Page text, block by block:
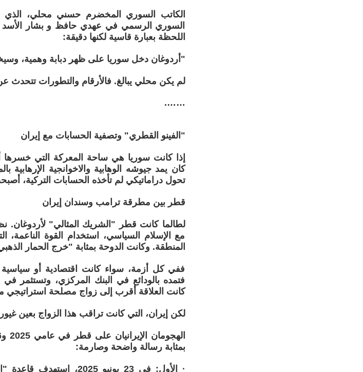
الكاتب السوري المخضرم حسني محلي، الذي
السوري الرسمي في عهدي حافظ و بشار
اللحظة بعبارة قاسية لكنها دقيقة:
"أردوغان دخل سوريا على ظهر دبابة وهمية،
لم يكن محلي يبالغ. فالأرقام والتطورات تتحدث
…….
"الفينو القطري" وتصفية الحسابات مع إيران
إذا كانت سوريا هي ساحة المعركة التي
كان يمد جيوشه الوهابية والاخوانجية
تحول دراماتيكي لم تأخذه الحسابات التركية،
قطر بين مطرقة ترامب وسندان إيران
لطالما كانت قطر "الشريك المثالي"
مع الإسلام السياسي، استخدام القوة الناعمة،
المنطقة. وكانت الدوحة بمثابة "خرج الحمار
ففي كل أزمة، سواء كانت اقتصادية أو
فتمده بالودائع في البنك المركزي، وتستثمر
كانت العلاقة أقرب إلى زواج مصلحة استراتيجي
لكن إيران، التي كانت تراقب هذا الزواج بعين
بمثابة رسالة واضحة وصارمة:
· الأول: في 23 يونيو